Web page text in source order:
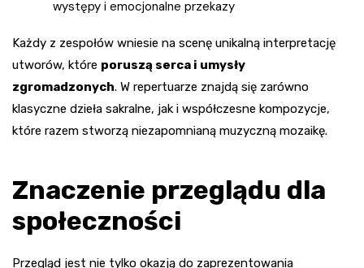
występy i emocjonalne przekazy
Każdy z zespołów wniesie na scenę unikalną interpretację
utworów, które poruszą serca i umysły
zgromadzonych. W repertuarze znajdą się zarówno
klasyczne dzieła sakralne, jak i współczesne kompozycje,
które razem stworzą niezapomnianą muzyczną mozaikę.
Znaczenie przeglądu dla
społeczności
Przegląd jest nie tylko okazją do zaprezentowania